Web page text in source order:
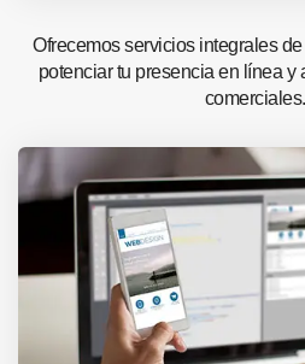
Ofrecemos servicios integrales
potenciar tu presencia en línea y
comerciales.